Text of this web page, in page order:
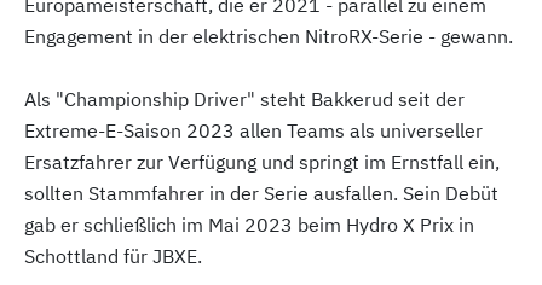
Europameisterschaft, die er 2021 - parallel zu einem
Engagement in der elektrischen NitroRX-Serie - gewann.
Als "Championship Driver" steht Bakkerud seit der
Extreme-E-Saison 2023 allen Teams als universeller
Ersatzfahrer zur Verfügung und springt im Ernstfall ein,
sollten Stammfahrer in der Serie ausfallen. Sein Debüt
gab er schließlich im Mai 2023 beim Hydro X Prix in
Schottland für JBXE.